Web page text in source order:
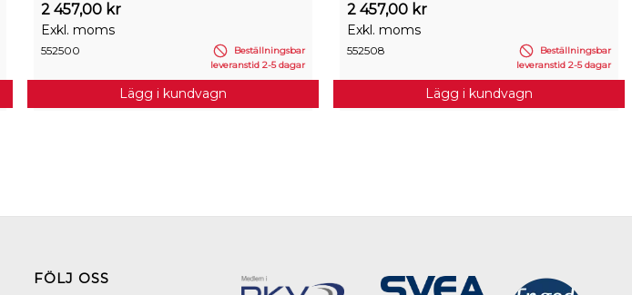
2 457,00 kr
Exkl. moms
552500
Beställningsbar
leveranstid 2-5 dagar
Lägg i kundvagn
2 457,00 kr
Exkl. moms
552508
Beställningsbar
leveranstid 2-5 dagar
Lägg i kundvagn
FÖLJ OSS